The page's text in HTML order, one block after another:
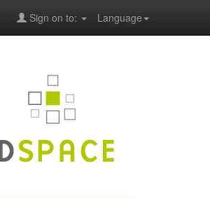
Language
Sign on to: